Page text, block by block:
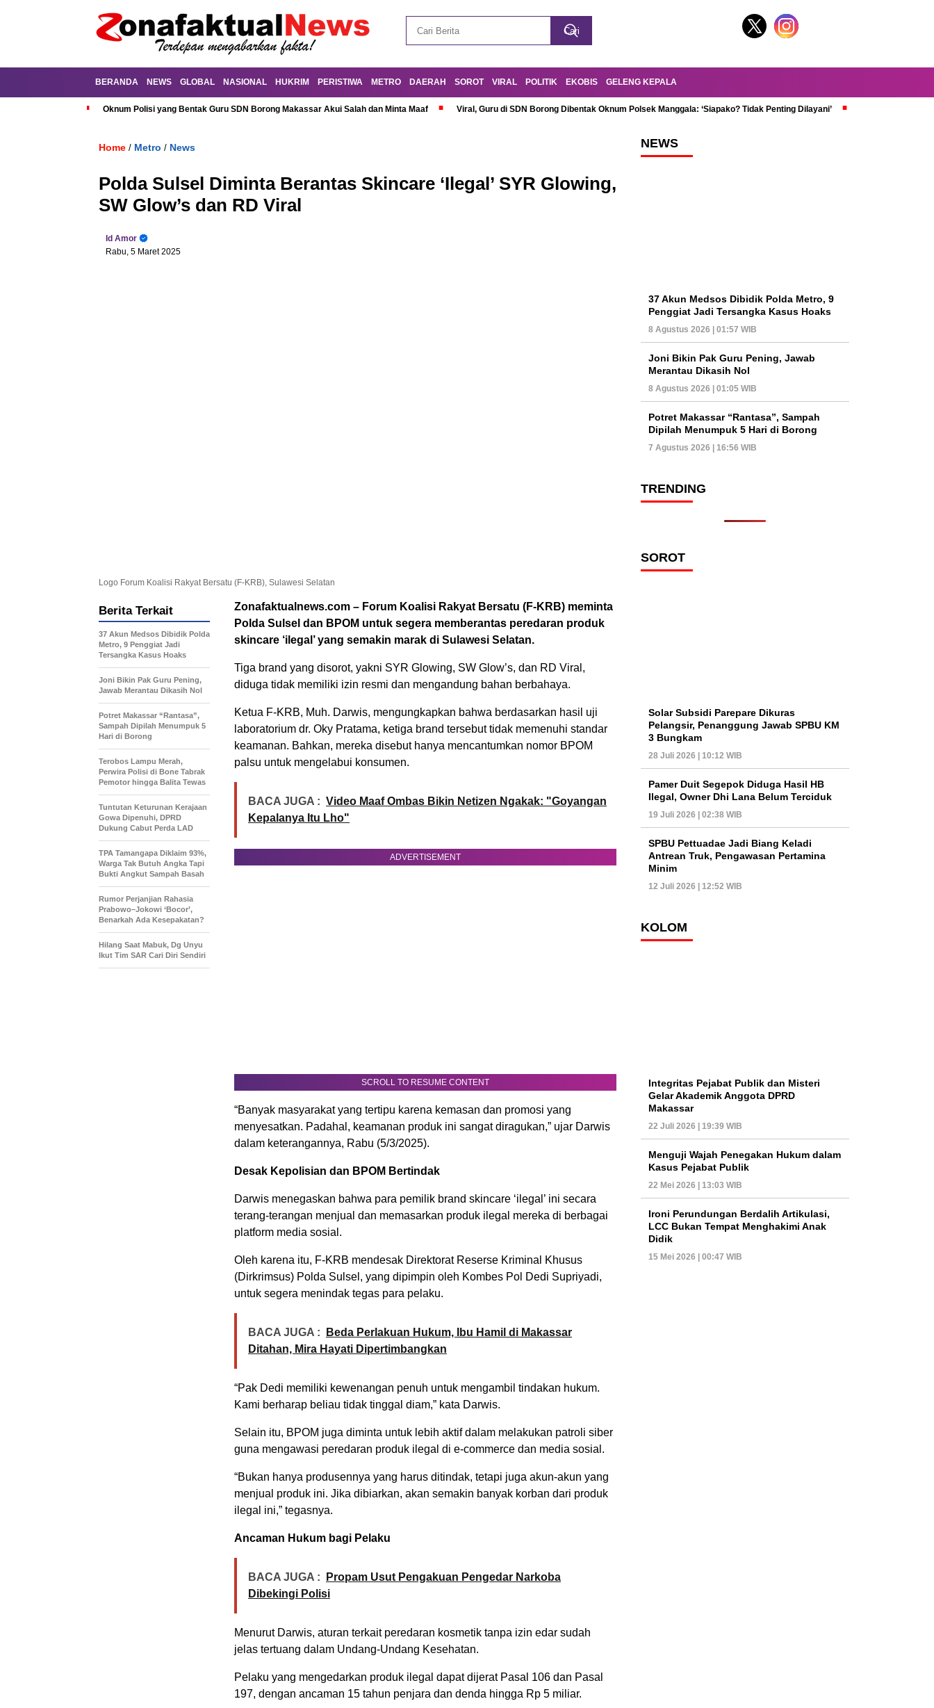
BERANDA NEWS GLOBAL NASIONAL HUKRIM PERISTIWA METRO DAERAH SOROT VIRAL POLITIK EKOBIS GELENG KEPALA
Oknum Polisi yang Bentak Guru SDN Borong Makassar Akui Salah dan Minta Maaf Viral, Guru di SDN Borong Dibentak Oknum Polsek Manggala: ‘Siapako? Tidak Penting Dilayani’
Home / Metro / News
Polda Sulsel Diminta Berantas Skincare ‘Ilegal’ SYR Glowing,
SW Glow’s dan RD Viral
Id Amor
Rabu, 5 Maret 2025
Logo Forum Koalisi Rakyat Bersatu (F-KRB), Sulawesi Selatan
Zonafaktualnews.com – Forum Koalisi Rakyat Bersatu (F-KRB) meminta
Polda Sulsel dan BPOM untuk segera memberantas peredaran produk
skincare ‘ilegal’ yang semakin marak di Sulawesi Selatan.
Tiga brand yang disorot, yakni SYR Glowing, SW Glow’s, dan RD Viral,
diduga tidak memiliki izin resmi dan mengandung bahan berbahaya.
Ketua F-KRB, Muh. Darwis, mengungkapkan bahwa berdasarkan hasil uji
laboratorium dr. Oky Pratama, ketiga brand tersebut tidak memenuhi standar
keamanan. Bahkan, mereka disebut hanya mencantumkan nomor BPOM
palsu untuk mengelabui konsumen.
BACA JUGA : Video Maaf Ombas Bikin Netizen Ngakak: "Goyangan
Kepalanya Itu Lho"
ADVERTISEMENT
SCROLL TO RESUME CONTENT
“Banyak masyarakat yang tertipu karena kemasan dan promosi yang
menyesatkan. Padahal, keamanan produk ini sangat diragukan,” ujar Darwis
dalam keterangannya, Rabu (5/3/2025).
Desak Kepolisian dan BPOM Bertindak
Darwis menegaskan bahwa para pemilik brand skincare ‘ilegal’ ini secara
terang-terangan menjual dan memasarkan produk ilegal mereka di berbagai
platform media sosial.
Oleh karena itu, F-KRB mendesak Direktorat Reserse Kriminal Khusus
(Dirkrimsus) Polda Sulsel, yang dipimpin oleh Kombes Pol Dedi Supriyadi,
untuk segera menindak tegas para pelaku.
BACA JUGA :
Beda Perlakuan Hukum, Ibu Hamil di Makassar
Ditahan, Mira Hayati Dipertimbangkan
“Pak Dedi memiliki kewenangan penuh untuk mengambil tindakan hukum.
Kami berharap beliau tidak tinggal diam,” kata Darwis.
Selain itu, BPOM juga diminta untuk lebih aktif dalam melakukan patroli siber
guna mengawasi peredaran produk ilegal di e-commerce dan media sosial.
“Bukan hanya produsennya yang harus ditindak, tetapi juga akun-akun yang
menjual produk ini. Jika dibiarkan, akan semakin banyak korban dari produk
ilegal ini,” tegasnya.
Ancaman Hukum bagi Pelaku
BACA JUGA :
Propam Usut Pengakuan Pengedar Narkoba
Dibekingi Polisi
Menurut Darwis, aturan terkait peredaran kosmetik tanpa izin edar sudah
jelas tertuang dalam Undang-Undang Kesehatan.
Pelaku yang mengedarkan produk ilegal dapat dijerat Pasal 106 dan Pasal
197, dengan ancaman 15 tahun penjara dan denda hingga Rp 5 miliar.
Berita Terkait
37 Akun Medsos Dibidik Polda
Metro, 9 Penggiat Jadi
Tersangka Kasus Hoaks
Joni Bikin Pak Guru Pening,
Jawab Merantau Dikasih Nol
Potret Makassar “Rantasa”,
Sampah Dipilah Menumpuk 5
Hari di Borong
Terobos Lampu Merah,
Perwira Polisi di Bone Tabrak
Pemotor hingga Balita Tewas
Tuntutan Keturunan Kerajaan
Gowa Dipenuhi, DPRD
Dukung Cabut Perda LAD
TPA Tamangapa Diklaim 93%,
Warga Tak Butuh Angka Tapi
Bukti Angkut Sampah Basah
Rumor Perjanjian Rahasia
Prabowo–Jokowi ‘Bocor’,
Benarkah Ada Kesepakatan?
Hilang Saat Mabuk, Dg Unyu
Ikut Tim SAR Cari Diri Sendiri
NEWS
37 Akun Medsos Dibidik Polda Metro, 9
Penggiat Jadi Tersangka Kasus Hoaks
8 Agustus 2026 | 01:57 WIB
Joni Bikin Pak Guru Pening, Jawab
Merantau Dikasih Nol
8 Agustus 2026 | 01:05 WIB
Potret Makassar “Rantasa”, Sampah
Dipilah Menumpuk 5 Hari di Borong
7 Agustus 2026 | 16:56 WIB
TRENDING
SOROT
Solar Subsidi Parepare Dikuras
Pelangsir, Penanggung Jawab SPBU KM
3 Bungkam
28 Juli 2026 | 10:12 WIB
Pamer Duit Segepok Diduga Hasil HB
Ilegal, Owner Dhi Lana Belum Terciduk
19 Juli 2026 | 02:38 WIB
SPBU Pettuadae Jadi Biang Keladi
Antrean Truk, Pengawasan Pertamina
Minim
12 Juli 2026 | 12:52 WIB
KOLOM
Integritas Pejabat Publik dan Misteri
Gelar Akademik Anggota DPRD
Makassar
22 Juli 2026 | 19:39 WIB
Menguji Wajah Penegakan Hukum dalam
Kasus Pejabat Publik
22 Mei 2026 | 13:03 WIB
Ironi Perundungan Berdalih Artikulasi,
LCC Bukan Tempat Menghakimi Anak
Didik
15 Mei 2026 | 00:47 WIB